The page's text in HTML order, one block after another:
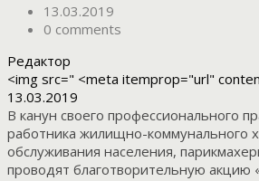
13.03.2019
0 comments
Редактор
<img src=" <meta itemprop="url"
13.03.2019
В канун своего профессионального
работника жилищно-коммунального
обслуживания населения,
проводят благотворительную акцию